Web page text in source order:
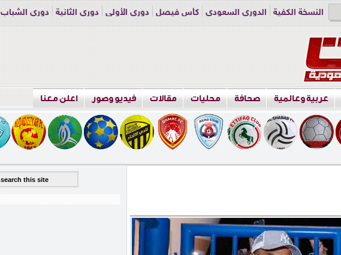
النسخة الكفية الدوري السعودي كأس فيصل دوري الأولى دوري الثانية
دوري الشباب
عربية وعالمية صحافة محليات مقالات فيديو وصور اعلن معنا